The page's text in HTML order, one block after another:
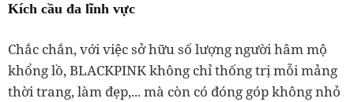
Kích cầu đa lĩnh vực
Chắc chắn, với việc sở hữu số lượng người hâm mộ
khổng lồ, BLACKPINK không chỉ thống trị mỗi mảng
thời trang, làm đẹp,... mà còn có đóng góp không nhỏ